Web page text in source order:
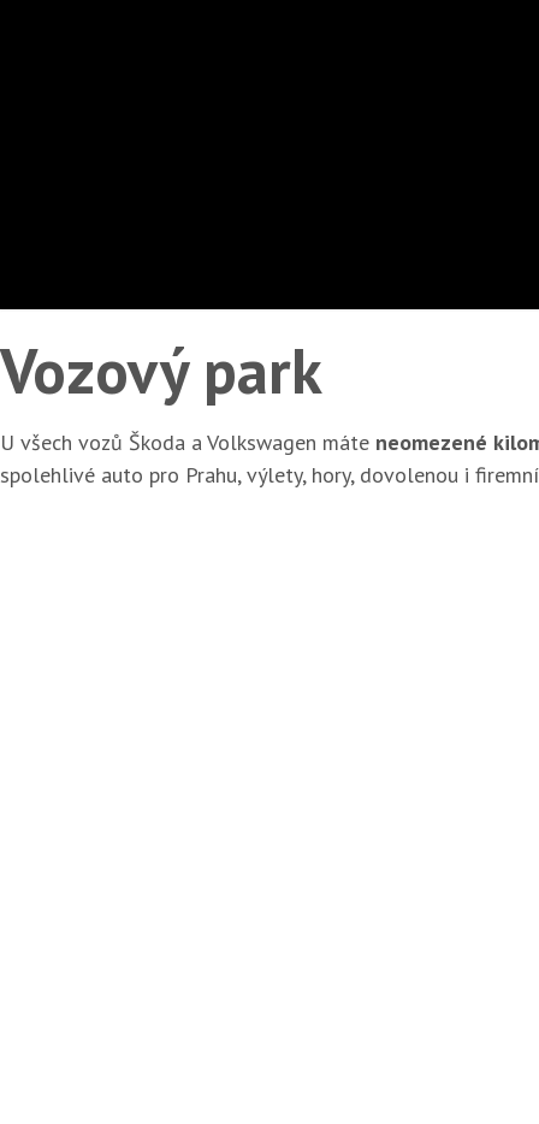
Vozový park
U všech vozů Škoda a Volkswagen máte neomezené
spolehlivé auto pro Prahu, výlety, hory, dovolenou i